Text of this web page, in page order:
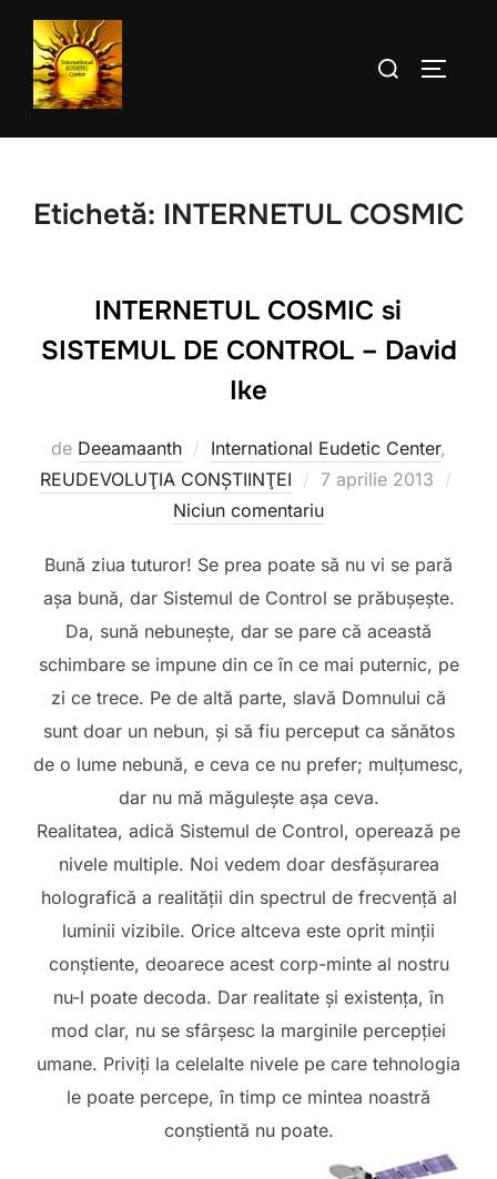
conținut
Caută
Etichetă: INTERNETUL COSMIC
INTERNETUL COSMIC si
SISTEMUL DE CONTROL – David
Ike
de Deeamaanth International Eudetic Center,
REUDEVOLUŢIA CONŞTIINŢEI
Publicat
pe
7 aprilie 2013
Niciun comentariu
Bună ziua tuturor! Se prea poate să nu vi se pară
așa bună, dar Sistemul de Control se prăbușește.
Da, sună nebunește, dar se pare că această
schimbare se impune din ce în ce mai puternic, pe
zi ce trece. Pe de altă parte, slavă Domnului că
sunt doar un nebun, și să fiu perceput ca sănătos
de o lume nebună, e ceva ce nu prefer; mulțumesc,
dar nu mă măgulește așa ceva.
Realitatea, adică Sistemul de Control, operează pe
nivele multiple. Noi vedem doar desfășurarea
holografică a realității din spectrul de frecvență al
luminii vizibile. Orice altceva este oprit minții
conștiente, deoarece acest corp-minte al nostru
nu-l poate decoda. Dar realitate și existența, în
mod clar, nu se sfârșesc la marginile percepției
umane. Priviți la celelalte nivele pe care tehnologia
le poate percepe, în timp ce mintea noastră
conștientă nu poate.